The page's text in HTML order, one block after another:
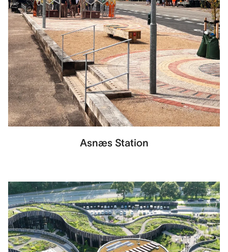
Asnæs Station